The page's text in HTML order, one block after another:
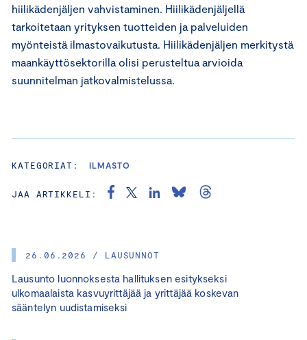
26.06.2026 / LAUSUNNOT
Lausunto luonnoksesta hallituksen esitykseksi
ulkomaalaista kasvuyrittäjää ja yrittäjää koskevan
sääntelyn uudistamiseksi
hiilikädenjäljen vahvistaminen. Hiilikädenjäljellä
tarkoitetaan yrityksen tuotteiden ja palveluiden
myönteistä ilmastovaikutusta. Hiilikädenjäljen merkitystä
maankäyttösektorilla olisi perusteltua arvioida
suunnitelman jatkovalmistelussa.
KATEGORIAT: ILMASTO
JAA ARTIKKELI: